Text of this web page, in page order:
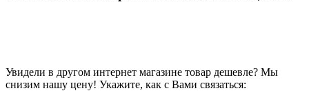
Увидели в другом интернет магазине товар дешевле? Мы
снизим нашу цену! Укажите, как с Вами связаться: